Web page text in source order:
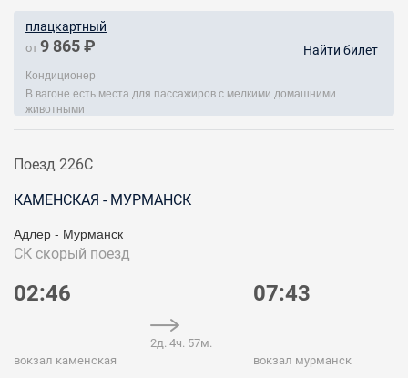
плацкартный
от 9 865 ₽ Найти билет
Кондиционер
В вагоне есть места для пассажиров с мелкими домашними
животными
Поезд 226С
КАМЕНСКАЯ - МУРМАНСК
Адлер - Мурманск
СК скорый поезд
02:46
вокзал каменская
2д. 4ч. 57м.
07:43
вокзал мурманск